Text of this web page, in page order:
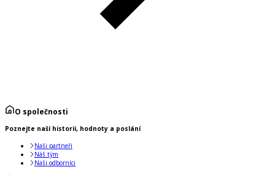
O společnosti
Poznejte naší historii, hodnoty a poslání
Naši partneři
Náš tým
Naši odborníci